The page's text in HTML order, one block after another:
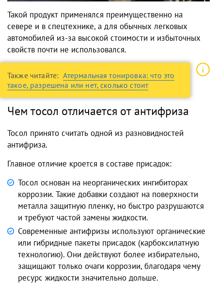
Такой продукт применялся преимущественно на
севере и в спецтехнике, а для обычных легковых
автомобилей из-за высокой стоимости и избыточных
свойств почти не использовался.
Также читайте: Атермальная тонировка: что это
такое, разрешена или нет, сколько стоит
Чем тосол отличается от антифриза
Тосол принято считать одной из разновидностей
антифриза.
Главное отличие кроется в составе присадок:
Тосол основан на неорганических ингибиторах
коррозии. Такие добавки создают на поверхности
металла защитную пленку, но быстро разрушаются
и требуют частой замены жидкости.
Современные антифризы используют органические
или гибридные пакеты присадок (карбоксилатную
технологию). Они действуют более избирательно,
защищают только очаги коррозии, благодаря чему
ресурс жидкости значительно дольше.